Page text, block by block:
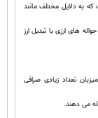
به دلایل مختلف مانند
های ارزی با تبدیل ارز
تعداد زیادی صرافی
می دهند.